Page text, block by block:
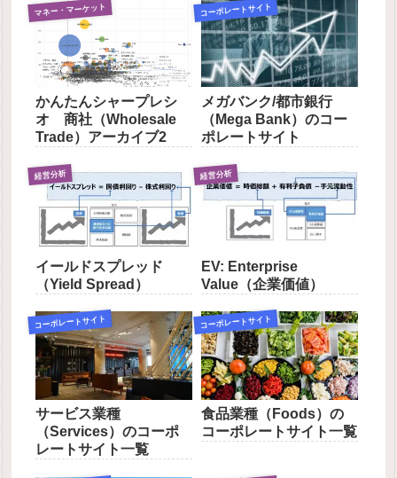
マネー・マーケット
かんたんシャープレシ
オ 商社（Wholesale
Trade）アーカイブ2
コーポレートサイト
メガバンク/都市銀行
（Mega Bank）のコー
ポレートサイト
経営分析
イールドスプレッド
（Yield Spread）
経営分析
EV: Enterprise
Value（企業価値）
コーポレートサイト
サービス業種
（Services）のコーポ
レートサイト一覧
コーポレートサイト
食品業種（Foods）の
コーポレートサイト一覧